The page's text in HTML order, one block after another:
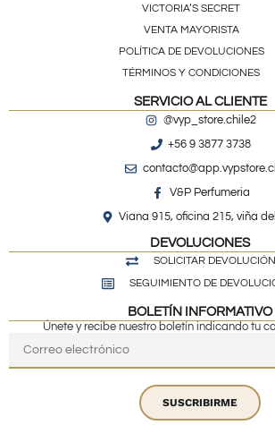
VICTORIA’S SECRET
VENTA MAYORISTA
POLÍTICA DE DEVOLUCIONES
TÉRMINOS Y CONDICIONES
SERVICIO AL CLIENTE
@vyp_store.chile2
+56 9 3877 3738
contacto@app.vypstore.cl
V&P Perfumeria
Viana 915, oficina 215, viña
DEVOLUCIONES
SOLICITAR DEVOLUCIÓN
SEGUIMIENTO DE
BOLETÍN INFORMATIVO
Únete y recibe nuestro boletín indicando tu
SUSCRIBIRME